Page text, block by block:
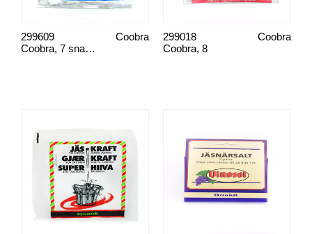
Coobra, 7 snabbsats
Coobra
299609
Coobra, 8
Coobra
299018